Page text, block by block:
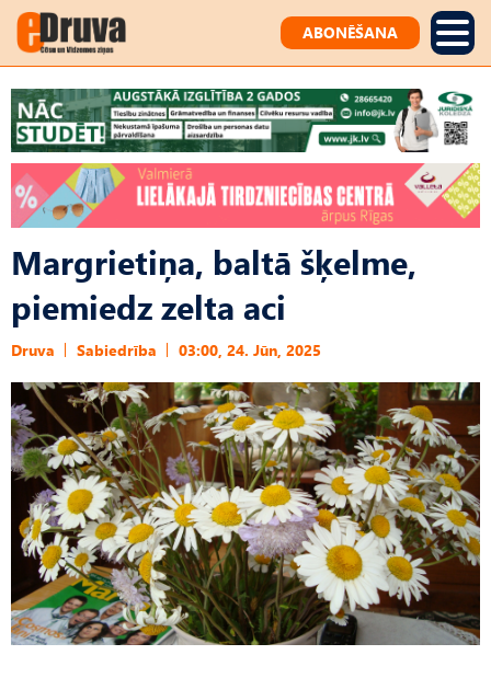
ABONĒŠANA
Margrietiņa, baltā šķelme,
piemiedz zelta aci
Druva Sabiedrība 03:00, 24. Jūn, 2025